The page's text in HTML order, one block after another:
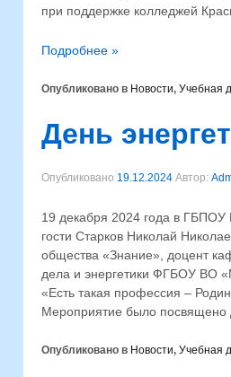
при поддержке колледжей
Подробнее »
Опубликовано в Новости, Учебная
День
Опубликовано 19.12.2024 Автор:
19 декабря 2024 года в
гости Старков Николай
общества «Знание», доцент
дела и энергетики ФГБОУ ВО
«Есть такая профессия –
Мероприятие было посвящено
Опубликовано в Новости, Учебная